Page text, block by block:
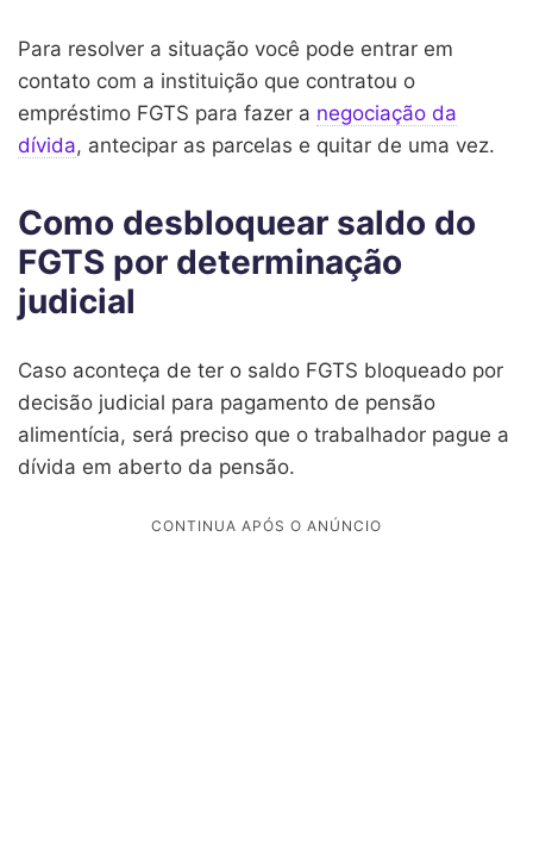
Para resolver a situação você pode entrar em
contato com a instituição que contratou o
empréstimo FGTS para fazer a negociação da
dívida, antecipar as parcelas e quitar de uma vez.
Como desbloquear saldo do
FGTS por determinação
judicial
Caso aconteça de ter o saldo FGTS bloqueado por
decisão judicial para pagamento de pensão
alimentícia, será preciso que o trabalhador pague a
dívida em aberto da pensão.